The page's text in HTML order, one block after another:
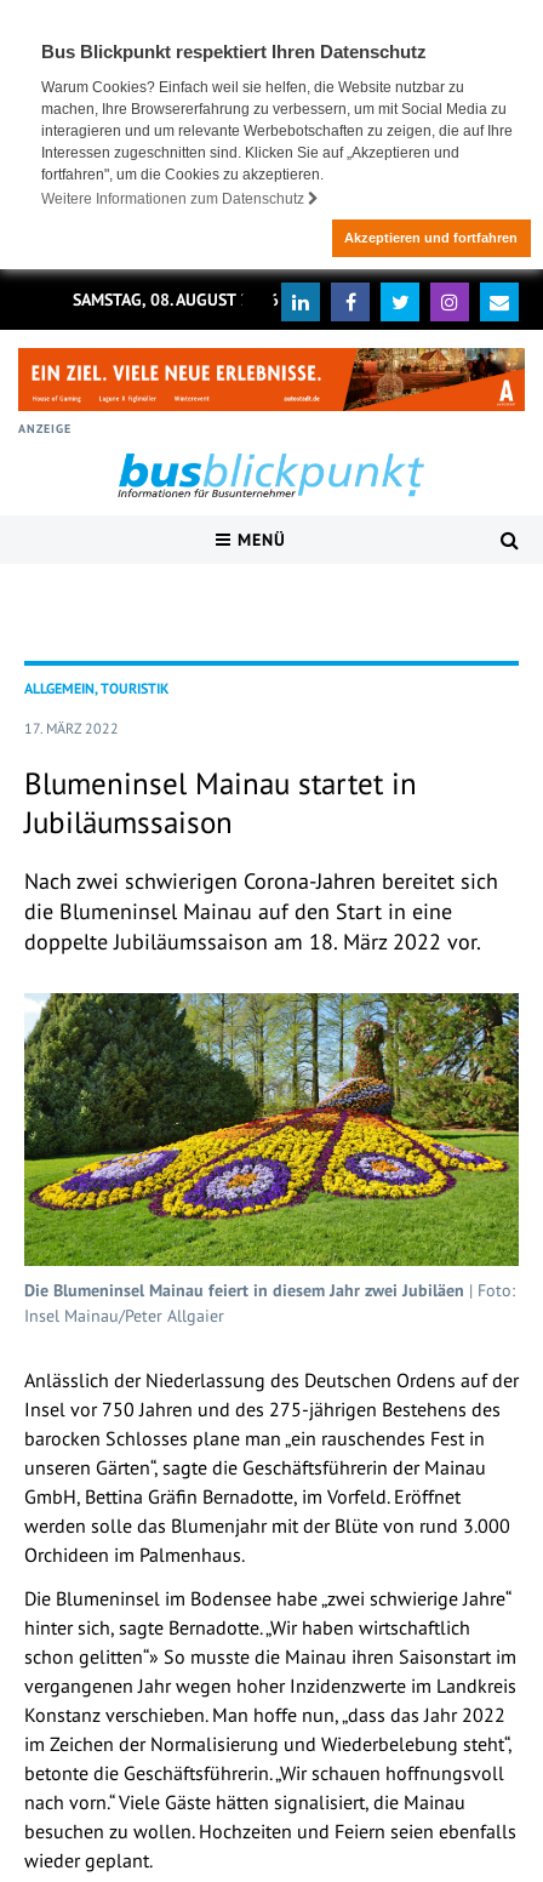
Bus Blickpunkt respektiert Ihren Datenschutz
Warum Cookies? Einfach weil sie helfen, die Website nutzbar zu
machen, Ihre Browsererfahrung zu verbessern, um mit Social Media zu
interagieren und um relevante Werbebotschaften zu zeigen, die auf Ihre
Interessen zugeschnitten sind. Klicken Sie auf „Akzeptieren und
fortfahren", um die Cookies zu akzeptieren.
Weitere Informationen zum Datenschutz
Akzeptieren und fortfahren
SAMSTAG, 08. AUGUST 2026
ANZEIGE
MENÜ
ALLGEMEIN, TOURISTIK
17. MÄRZ 2022
Blumeninsel Mainau startet in
Jubiläumssaison
Nach zwei schwierigen Corona-Jahren bereitet sich
die Blumeninsel Mainau auf den Start in eine
doppelte Jubiläumssaison am 18. März 2022 vor.
Die Blumeninsel Mainau feiert in diesem Jahr zwei Jubiläen | Foto:
Insel Mainau/Peter Allgaier
Anlässlich der Niederlassung des Deutschen Ordens auf der
Insel vor 750 Jahren und des 275-jährigen Bestehens des
barocken Schlosses plane man „ein rauschendes Fest in
unseren Gärten“, sagte die Geschäftsführerin der Mainau
GmbH, Bettina Gräfin Bernadotte, im Vorfeld. Eröffnet
werden solle das Blumenjahr mit der Blüte von rund 3.000
Orchideen im Palmenhaus.
Die Blumeninsel im Bodensee habe „zwei schwierige Jahre“
hinter sich, sagte Bernadotte. „Wir haben wirtschaftlich
schon gelitten“» So musste die Mainau ihren Saisonstart im
vergangenen Jahr wegen hoher Inzidenzwerte im Landkreis
Konstanz verschieben. Man hoffe nun, „dass das Jahr 2022
im Zeichen der Normalisierung und Wiederbelebung steht“,
betonte die Geschäftsführerin. „Wir schauen hoffnungsvoll
nach vorn.“ Viele Gäste hätten signalisiert, die Mainau
besuchen zu wollen. Hochzeiten und Feiern seien ebenfalls
wieder geplant.